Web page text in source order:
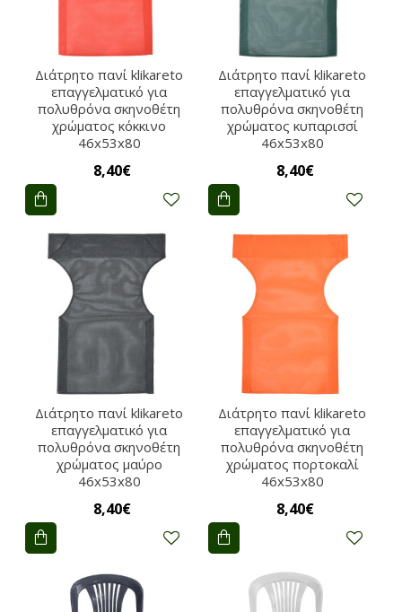
Διάτρητο πανί klikareto
επαγγελματικό για
πολυθρόνα σκηνοθέτη
χρώματος κόκκινο
46x53x80
8,40€
Διάτρητο πανί klikareto
επαγγελματικό για
πολυθρόνα σκηνοθέτη
χρώματος κυπαρισσί
46x53x80
8,40€
Διάτρητο πανί klikareto
επαγγελματικό για
πολυθρόνα σκηνοθέτη
χρώματος μαύρο
46x53x80
8,40€
Διάτρητο πανί klikareto
επαγγελματικό για
πολυθρόνα σκηνοθέτη
χρώματος πορτοκαλί
46x53x80
8,40€